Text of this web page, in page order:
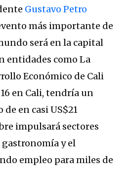
Gustavo Petro
más importante de
será en la capital
entidades como La
Económico de Cali
en Cali, tendría un
en casi US$21
impulsará sectores
y el
empleo para miles de